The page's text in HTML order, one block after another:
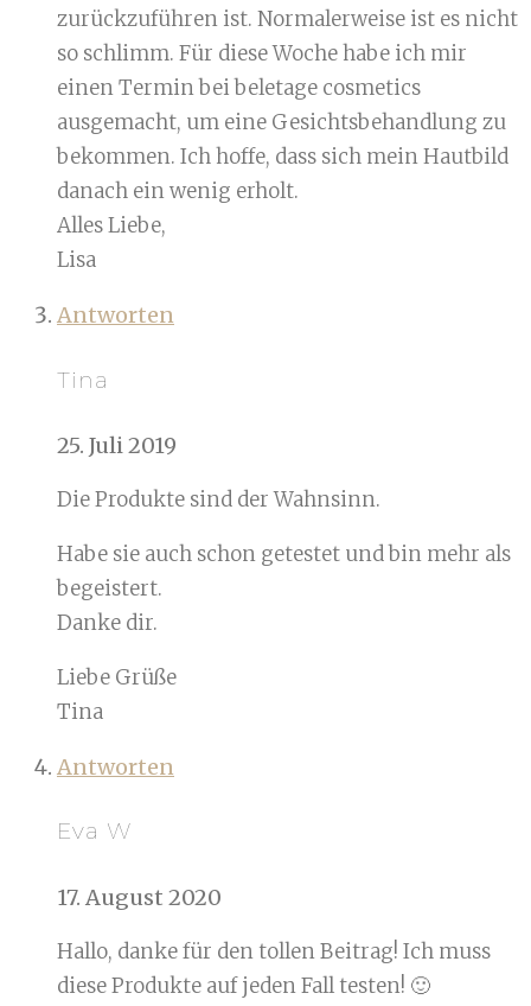
zurückzuführen ist. Normalerweise ist es nicht
so schlimm. Für diese Woche habe ich mir
einen Termin bei beletage cosmetics
ausgemacht, um eine Gesichtsbehandlung zu
bekommen. Ich hoffe, dass sich mein Hautbild
danach ein wenig erholt.
Alles Liebe,
Lisa
Antworten
Tina
25. Juli 2019
Die Produkte sind der Wahnsinn.
Habe sie auch schon getestet und bin mehr als
begeistert.
Danke dir.
Liebe Grüße
Tina
Antworten
Eva W
17. August 2020
Hallo, danke für den tollen Beitrag! Ich muss
diese Produkte auf jeden Fall testen! 🙂